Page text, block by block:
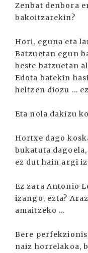
Zenbat denbora
bakoitzarekin?
Hori, eguna eta
Batzuetan egun
beste batzuetan
Edota batekin
heltzen diozu ...
Eta nola dakizu
Hortxe dago
bukatuta
ez dut hain argi
Ez zara Antonio
izango, ezta?
amaitzeko ...
Bere
naiz horrelakoa,